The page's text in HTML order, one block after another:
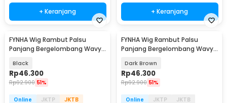
+ Keranjang + Keranjang
FYNHA Wig Rambut Palsu
Panjang Bergelombang Wavy
Black
Rp46.300
Rp92.900 51%
Online JKTP
JKTB
FYNHA Wig Rambut Palsu
Panjang Bergelombang Wavy
Dark Brown
Rp46.300
Rp92.900 51%
Online JKTP
JKTB